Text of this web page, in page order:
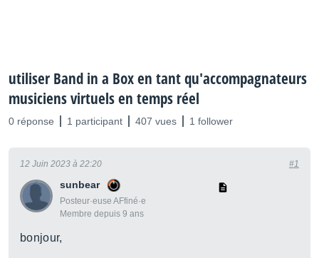
utiliser Band in a Box en tant qu'accompagnateurs
musiciens virtuels en temps réel
0 réponse 1 participant 407 vues 1 follower
sunbear
Posteur·euse AFfiné·e
Membre depuis 9 ans
12 Juin 2023 à 22:20 #1
bonjour,